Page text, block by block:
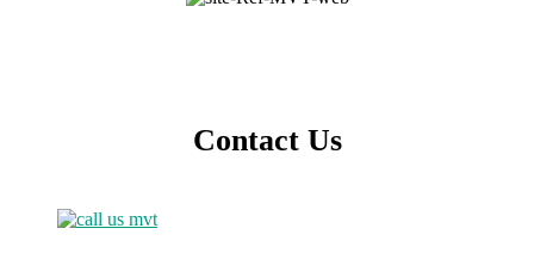
Contact Us